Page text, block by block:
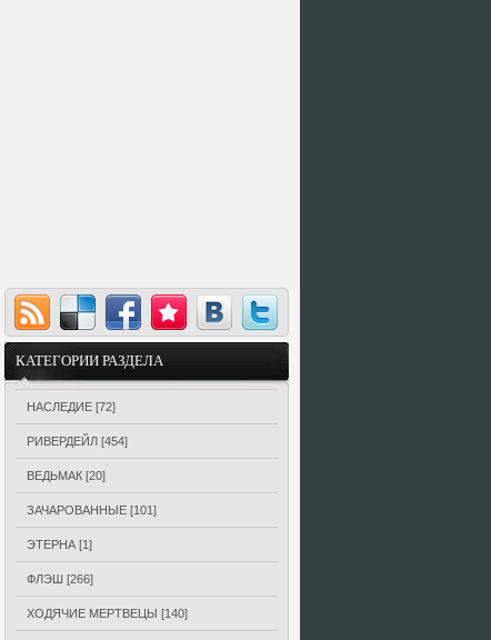
КАТЕГОРИИ РАЗДЕЛА
НАСЛЕДИЕ [72]
РИВЕРДЕЙЛ [454]
ВЕДЬМАК [20]
ЗАЧАРОВАННЫЕ [101]
ЭТЕРНА [1]
ФЛЭШ [266]
ХОДЯЧИЕ МЕРТВЕЦЫ [140]